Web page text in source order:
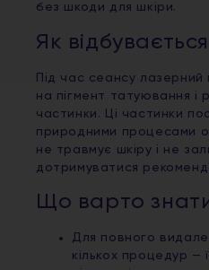
без шкоди для шкіри.
Як
Під час сеансу лазерний
на пігмент татуювання і
частинки. Ці частинки
природними процесами
не травмує шкіру і не
дотримуватися
Що варто
Для повного
кількох процедур —